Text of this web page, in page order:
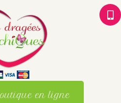
en ligne